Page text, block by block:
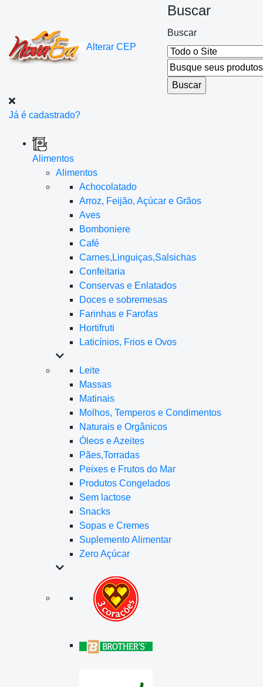
Alterar CEP
Buscar
Buscar
Já é cadastrado?
Alimentos
Alimentos
Achocolatado
Arroz, Feijão, Açúcar e Grãos
Aves
Bomboniere
Café
Carnes,Linguiças,Salsichas
Confeitaria
Conservas e Enlatados
Doces e sobremesas
Farinhas e Farofas
Hortifruti
Laticínios, Frios e Ovos
Leite
Massas
Matinais
Molhos, Temperos e Condimentos
Naturais e Orgânicos
Óleos e Azeites
Pães,Torradas
Peixes e Frutos do Mar
Produtos Congelados
Sem lactose
Snacks
Sopas e Cremes
Suplemento Alimentar
Zero Açúcar